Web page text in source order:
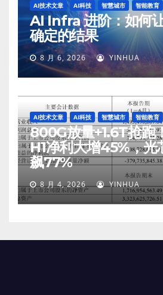
AI技术文章 AI科技 智慧城市 智能教育
AI Infra 进阶：如何
确定的结果
8 月 6, 2026 YINHUA
AI技术文章 AI科技 智慧城市 智能教育
800G放量+1.6T抢跑
H1净利大增45%，光
飙77%
8 月 4, 2026 YINHUA